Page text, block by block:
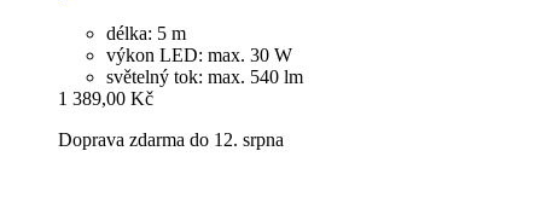
délka: 5 m
výkon LED: max. 30 W
světelný tok: max. 540 lm
1 389,00 Kč
Doprava zdarma do 12. srpna